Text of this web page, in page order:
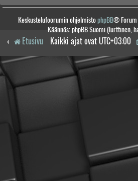
Keskustelufoorumin ohjelmistophpBB® Forum
Käännös: phpBB Suomi (lurttinen,
Etusivu Kaikki ajat ovat UTC+03:00